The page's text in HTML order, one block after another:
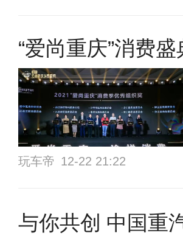
“爱尚重庆”消费
玩车帝 12-22 21:22
与你共创 中国重